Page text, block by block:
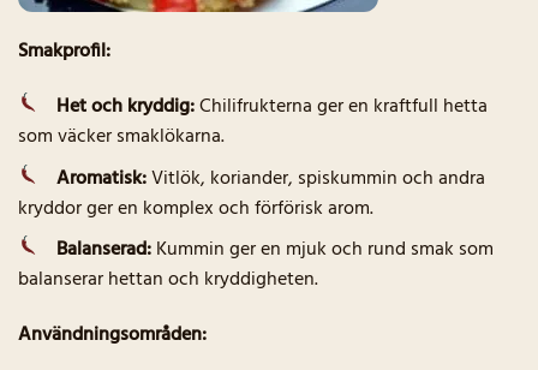
Smakprofil:
Het och kryddig:Chilifrukterna ger en kraftfull hetta
som väcker smaklökarna.
Aromatisk:Vitlök, koriander, spiskummin och andra
kryddor ger en komplex och förförisk arom.
Balanserad:Kummin ger en mjuk och rund smak som
balanserar hettan och kryddigheten.
Användningsområden: